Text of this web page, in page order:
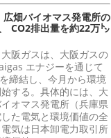
畑バイオマス発電所の
CO2排出量を約22万㌧
阪ガスは、大阪ガスの
エナジーを通じて
締結し、今月から環境
する。具体的には、大
オマス発電所（兵庫県
た電気と環境価値の全
気は日本卸電力取引所